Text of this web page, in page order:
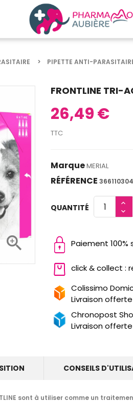
PIPETTE ANTI-

FRONTLINE TRI-
26,49 €
TTC
MarqueMERIAL
RÉFÉRENCE
QUANTITÉ
Paiement 100%
click & collect :
Colissimo
Livraison
Chronopost
Livraison
CONSEILS
sont à utiliser comme un